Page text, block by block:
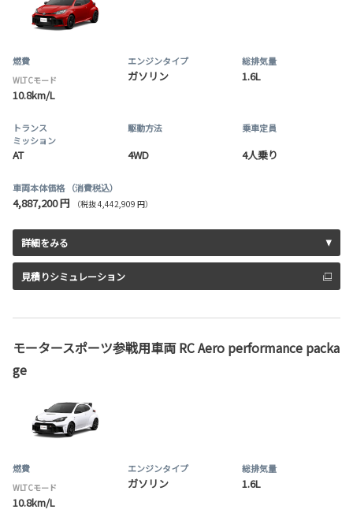
燃費
WLTCモード
10.8km/L
エンジンタイプ
ガソリン
総排気量
1.6L
トランス
ミッション
AT
駆動方法
4WD
乗車定員
4人乗り
車両本体価格 （消費税込）
4,887,200 円 （税抜 4,442,909 円）
詳細をみる
見積りシミュレーション
モータースポーツ参戦用車両 RC Aero performance packa
ge
燃費
WLTCモード
10.8km/L
エンジンタイプ
ガソリン
総排気量
1.6L